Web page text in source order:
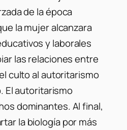
de la época
la mujer alcanzara
y laborales
las relaciones entre
culto al autoritarismo
El autoritarismo
dominantes. Al final,
la biología por más